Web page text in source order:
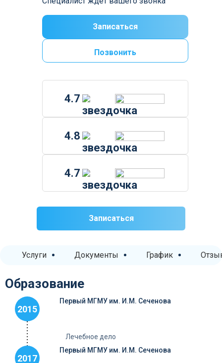
Записаться
Услуги Документы График
Образование
2015
Первый МГМУ им. И.М. Сеченова
Лечебное дело
2017
Первый МГМУ им. И.М. Сеченова
Записаться
Позвонить
4.7
4.8
4.7